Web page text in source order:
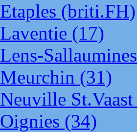
Etaples (briti.FH)
Laventie (17)
Lens-
Meurchin (31)
Neuville
Oignies (34)